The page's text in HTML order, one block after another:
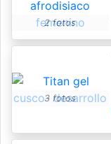
2 fotos
3 fotos